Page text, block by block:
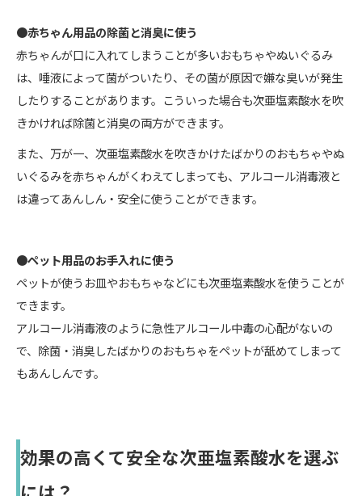
●赤ちゃん用品の除菌と消臭に使う
赤ちゃんが口に入れてしまうことが多いおもちゃやぬいぐるみ
は、唾液によって菌がついたり、その菌が原因で嫌な臭いが発生
したりすることがあります。こういった場合も次亜塩素酸水を吹
きかければ除菌と消臭の両方ができます。
また、万が一、次亜塩素酸水を吹きかけたばかりのおもちゃやぬ
いぐるみを赤ちゃんがくわえてしまっても、アルコール消毒液と
は違ってあんしん・安全に使うことができます。
●ペット用品のお手入れに使う
ペットが使うお皿やおもちゃなどにも次亜塩素酸水を使うことが
できます。
アルコール消毒液のように急性アルコール中毒の心配がないの
で、除菌・消臭したばかりのおもちゃをペットが舐めてしまって
もあんしんです。
効果の高くて安全な次亜塩素酸水を選ぶ